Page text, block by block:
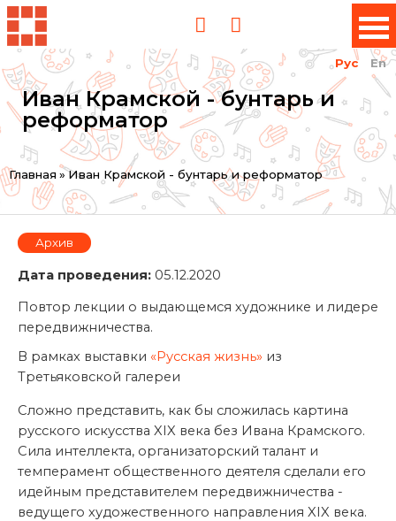
Рус En
Иван Крамской - бунтарь и
реформатор
Вы
здесь
Главная »Иван Крамской - бунтарь и реформатор
Архив
Дата проведения: 05.12.2020
Повтор лекции о выдающемся художнике и лидере
передвижничества.
В рамках выставки «Русская жизнь» из
Третьяковской галереи
Сложно представить, как бы сложилась картина
русского искусства XIX века без Ивана Крамского.
Сила интеллекта, организаторский талант и
темперамент общественного деятеля сделали его
идейным представителем передвижничества -
ведущего художественного направления XIX века.